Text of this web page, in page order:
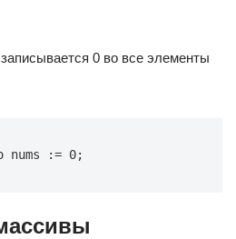
0 во все элементы
:= 0;